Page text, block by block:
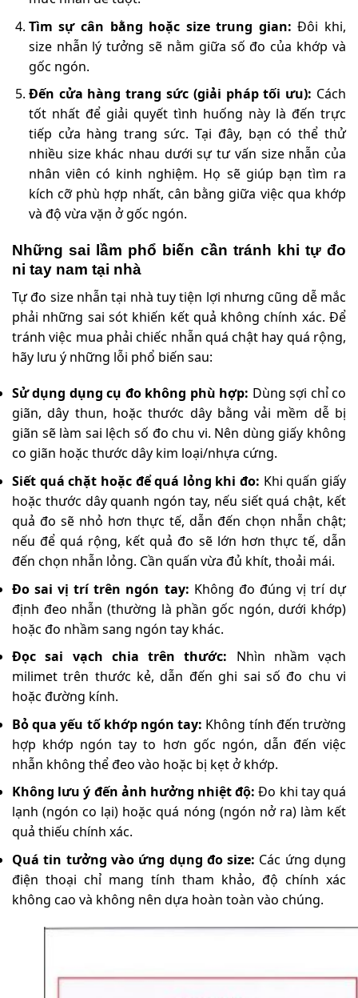
Tìm sự cân bằng hoặc size trung gian: Đôi khi,
size nhẫn lý tưởng sẽ nằm giữa số đo của khớp và
gốc ngón.
Đến cửa hàng trang sức (giải pháp tối ưu): Cách
tốt nhất để giải quyết tình huống này là đến trực
tiếp cửa hàng trang sức. Tại đây, bạn có thể thử
nhiều size khác nhau dưới sự tư vấn size nhẫn của
nhân viên có kinh nghiệm. Họ sẽ giúp bạn tìm ra
kích cỡ phù hợp nhất, cân bằng giữa việc qua khớp
và độ vừa vặn ở gốc ngón.
Những sai lầm phổ biến cần tránh khi tự đo
ni tay nam tại nhà
Tự đo size nhẫn tại nhà tuy tiện lợi nhưng cũng dễ mắc
phải những sai sót khiến kết quả không chính xác. Để
tránh việc mua phải chiếc nhẫn quá chật hay quá rộng,
hãy lưu ý những lỗi phổ biến sau:
Sử dụng dụng cụ đo không phù hợp: Dùng sợi chỉ co
giãn, dây thun, hoặc thước dây bằng vải mềm dễ bị
giãn sẽ làm sai lệch số đo chu vi. Nên dùng giấy không
co giãn hoặc thước dây kim loại/nhựa cứng.
Siết quá chặt hoặc để quá lỏng khi đo: Khi quấn giấy
hoặc thước dây quanh ngón tay, nếu siết quá chật, kết
quả đo sẽ nhỏ hơn thực tế, dẫn đến chọn nhẫn chật;
nếu để quá rộng, kết quả đo sẽ lớn hơn thực tế, dẫn
đến chọn nhẫn lỏng. Cần quấn vừa đủ khít, thoải mái.
Đo sai vị trí trên ngón tay: Không đo đúng vị trí dự
định đeo nhẫn (thường là phần gốc ngón, dưới khớp)
hoặc đo nhầm sang ngón tay khác.
Đọc sai vạch chia trên thước: Nhìn nhầm vạch
milimet trên thước kẻ, dẫn đến ghi sai số đo chu vi
hoặc đường kính.
Bỏ qua yếu tố khớp ngón tay: Không tính đến trường
hợp khớp ngón tay to hơn gốc ngón, dẫn đến việc
nhẫn không thể đeo vào hoặc bị kẹt ở khớp.
Không lưu ý đến ảnh hưởng nhiệt độ: Đo khi tay quá
lạnh (ngón co lại) hoặc quá nóng (ngón nở ra) làm kết
quả thiếu chính xác.
Quá tin tưởng vào ứng dụng đo size: Các ứng dụng
điện thoại chỉ mang tính tham khảo, độ chính xác
không cao và không nên dựa hoàn toàn vào chúng.